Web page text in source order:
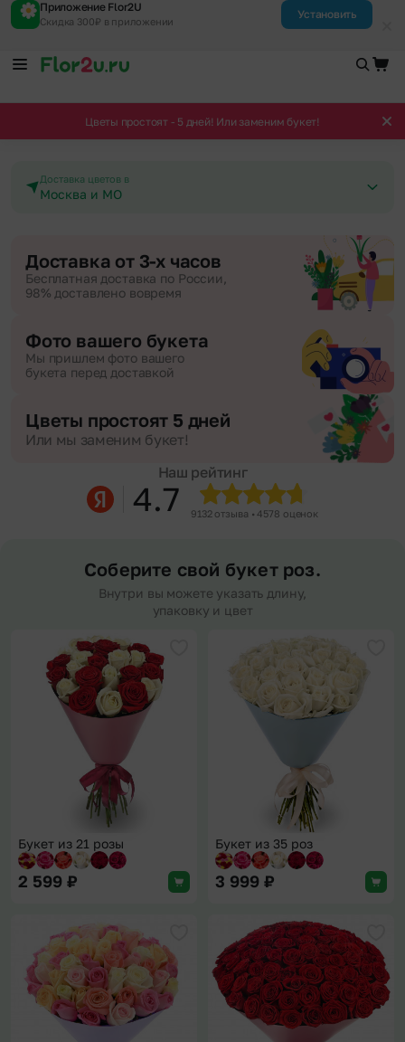
Приложение Flor2U
Скидка 300₽ в приложении
Установить
Цветы простоят - 5 дней! Или заменим букет!
Доставка цветов в
Москва и МО
Доставка от 3-х часов
Бесплатная доставка по России,
98% доставлено вовремя
Фото вашего букета
Мы пришлем фото вашего
букета перед доставкой
Цветы простоят 5 дней
Или мы заменим букет!
Наш рейтинг
4.7 9132 отзыва • 4578 оценок
Соберите свой букет роз.
Внутри вы можете указать длину,
упаковку и цвет
Добавить в избранное
Букет из 21 розы
2 599 ₽
Букет из 35 роз
3 999 ₽
Добавить в избранное